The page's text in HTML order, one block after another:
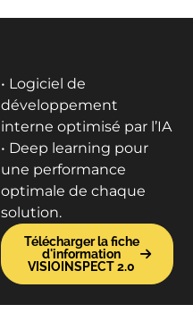
• Logiciel de
développement
interne optimisé par l’IA
• Deep learning pour
une performance
optimale de chaque
solution.
Télécharger la fiche
d'information
VISIOINSPECT 2.0